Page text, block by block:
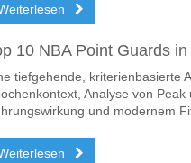
10 NBA Point Guards
tiefgehende, kriterienbasierte
Analyse von
und modernem